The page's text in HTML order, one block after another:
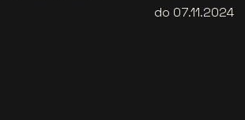
do 07.11.2024